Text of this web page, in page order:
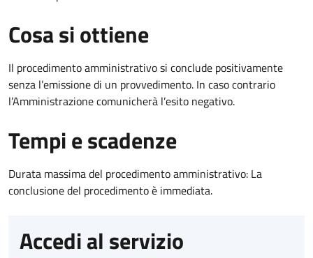
Cosa si ottiene
Il procedimento amministrativo si conclude positivamente
senza l’emissione di un provvedimento. In caso contrario
l’Amministrazione comunicherà l’esito negativo.
Tempi e scadenze
Durata massima del procedimento amministrativo: La
conclusione del procedimento è immediata.
Accedi al servizio